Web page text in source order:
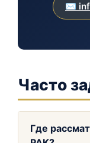
✉️
Часто
Где